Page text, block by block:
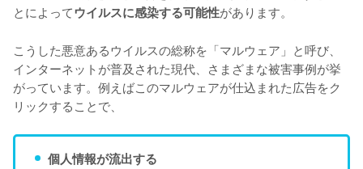
とによってウイルスに感染する可能性があります。
こうした悪意あるウイルスの総称を「マルウェア」と呼び、
インターネットが普及された現代、さまざまな被害事例が挙
がっています。例えばこのマルウェアが仕込まれた広告をク
リックすることで、
個人情報が流出する